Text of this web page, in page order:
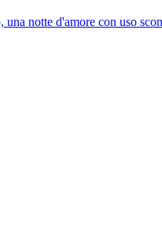
notte d'amore con uso